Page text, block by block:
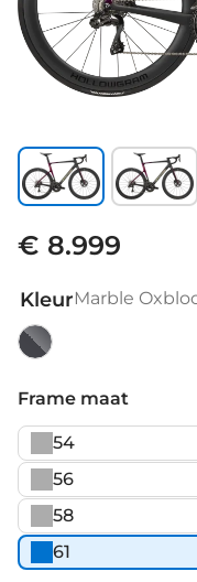
€ 8.999
KleurMarble
Oxblood
Frame maat
54
56
58
61